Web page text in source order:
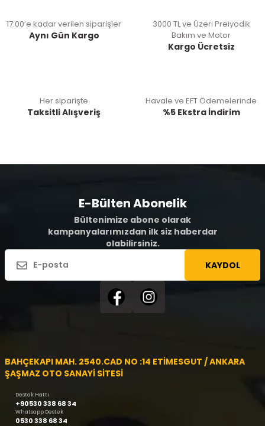
17:00’e kadar verilen siparişler
Aynı Gün Kargo
3000 TL ve Üzeri Preiyodik
Bakım ve Motor
Kargo Ücretsiz
Her siparişte
Taksitli Alışveriş
Havale ve EFT Ödemelerinde
%5 Ekstra İndirim
E-Bülten Abonelik
Bültenimize abone olarak
kampanyalarımızdan ilk siz haberdar
olabilirsiniz.
KAYDOL
BAHÇEKAPI MAH. 2540.CAD NO :14 ETİMESGUT / ANKARA
ŞAŞMAZ OTO SANAYİ SİTESİ
Destek Hattı
+90530 338 68 34
Whatsapp Destek
0530 338 68 34